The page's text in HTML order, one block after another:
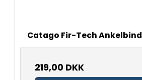
Catago Fir-Tech Ankelbind
219,00 DKK